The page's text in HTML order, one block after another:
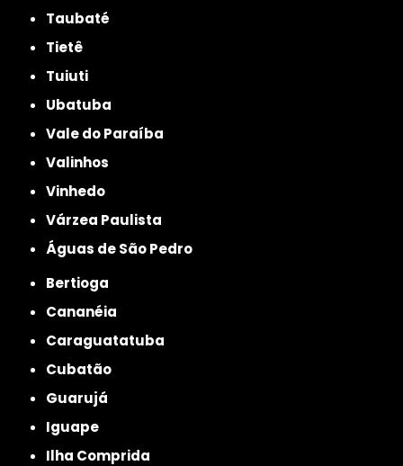
Taubaté
Tietê
Tuiuti
Ubatuba
Vale do Paraíba
Valinhos
Vinhedo
Várzea Paulista
Águas de São Pedro
Bertioga
Cananéia
Caraguatatuba
Cubatão
Guarujá
Iguape
Ilha Comprida